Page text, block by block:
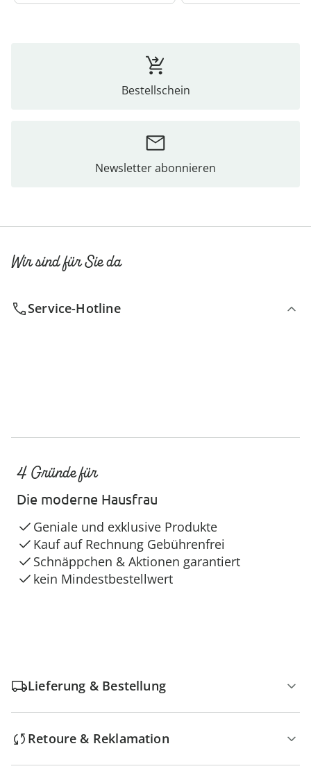
Bestellschein
Newsletter abonnieren
Wir sind für Sie da
Service-Hotline
4 Gründe für
Die moderne Hausfrau
Geniale und exklusive Produkte
Kauf auf Rechnung Gebührenfrei
Schnäppchen & Aktionen garantiert
kein Mindestbestellwert
Lieferung & Bestellung
Retoure & Reklamation